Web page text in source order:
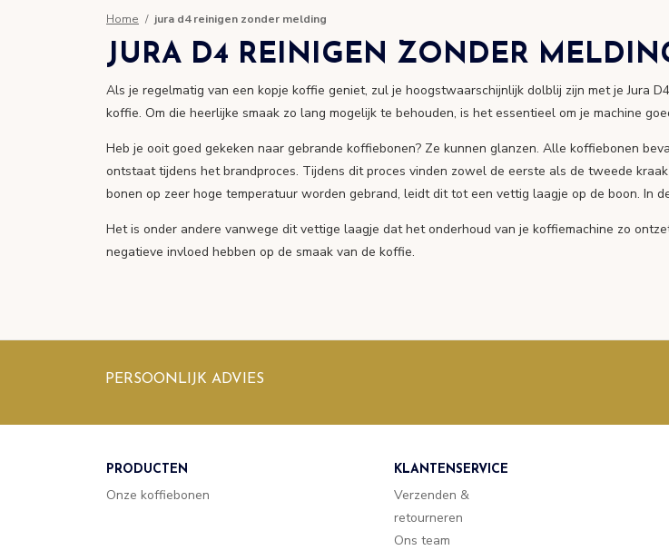
Home jura d4 reinigen zonder melding
JURA D4 REINIGEN ZONDER
Als je regelmatig van een kopje koffie geniet, zul je hoogstwaarschijnlijk dolblij zijn met je Jura
koffie. Om die heerlijke smaak zo lang mogelijk te behouden, is het essentieel om je machine
Heb je ooit goed gekeken naar gebrande koffiebonen? Ze kunnen glanzen. Alle koffiebonen
ontstaat tijdens het brandproces. Tijdens dit proces vinden zowel de eerste als de tweede
bonen op zeer hoge temperatuur worden gebrand, leidt dit tot een vettig laagje op de boon. In
Het is onder andere vanwege dit vettige laagje dat het onderhoud van je koffiemachine zo
negatieve invloed hebben op de smaak van de koffie.
PERSOONLIJK ADVIES
PRODUCTEN
Onze koffiebonen
KLANTENSERVICE
Verzenden &
retourneren
Ons team